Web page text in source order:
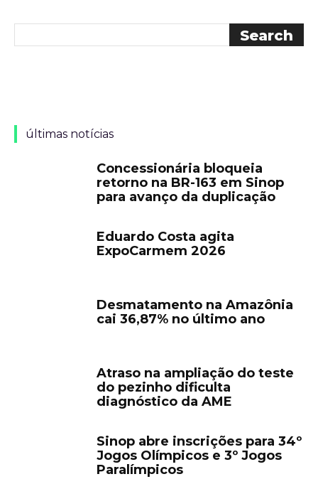
últimas notícias
Concessionária bloqueia
retorno na BR-163 em Sinop
para avanço da duplicação
Eduardo Costa agita
ExpoCarmem 2026
Desmatamento na Amazônia
cai 36,87% no último ano
Atraso na ampliação do teste
do pezinho dificulta
diagnóstico da AME
Sinop abre inscrições para 34º
Jogos Olímpicos e 3º Jogos
Paralímpicos